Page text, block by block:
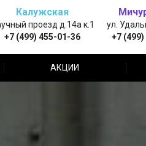
Калужская
проезд д.14а к.1
+7 (499) 455-01-36
ул.
+7
АКЦИИ